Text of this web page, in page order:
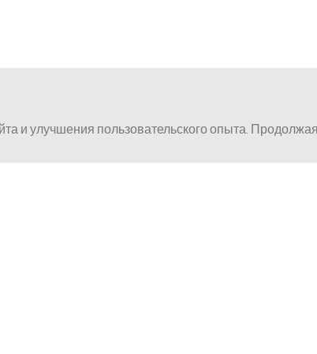
и улучшения пользовательского опыта.